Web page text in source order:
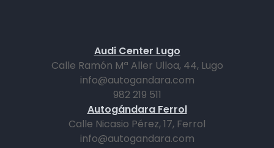
Audi Center Lugo
Calle Ramón Mª Aller Ulloa, 44, Lugo
info@autogandara.com
982 219 511
Autogándara Ferrol
Calle Nicasio Pérez, 17, Ferrol
info@autogandara.com